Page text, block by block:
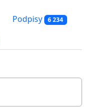
Podpisy 6 234